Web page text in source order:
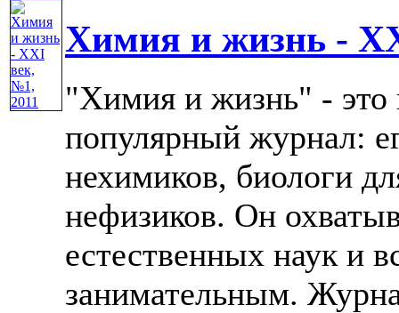
Химия и жизнь -
"Химия и жизнь" -
популярный журнал:
нехимиков, биологи
нефизиков. Он
естественных наук и
занимательным.